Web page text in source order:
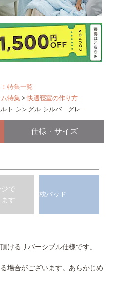
特集一覧
特集
快適寝室の作り方
ト シングル シルバーグレー
仕様・サイズ
ジで
ます
枕パッド
けるリバーシブル仕様です。
場合がございます。あらかじめ